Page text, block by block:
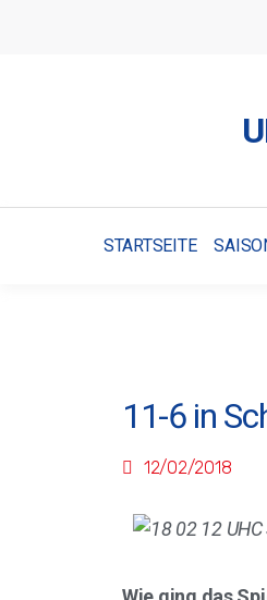
STARTSEITE
11-6 in
12/02/2018